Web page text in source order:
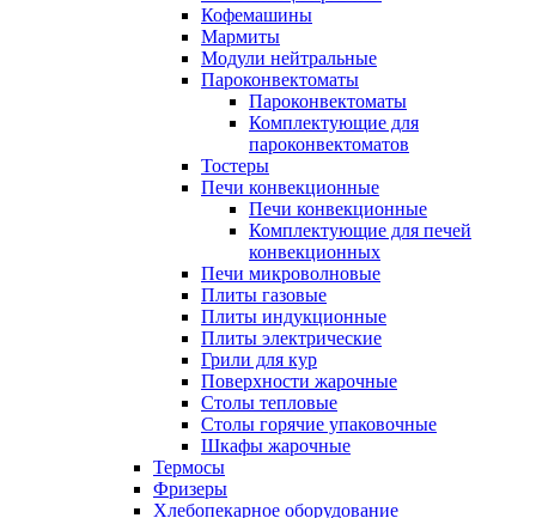
Кофемашины
Мармиты
Модули нейтральные
Пароконвектоматы
Пароконвектоматы
Комплектующие для
пароконвектоматов
Тостеры
Печи конвекционные
Печи конвекционные
Комплектующие для печей
конвекционных
Печи микроволновые
Плиты газовые
Плиты индукционные
Плиты электрические
Грили для кур
Поверхности жарочные
Столы тепловые
Столы горячие упаковочные
Шкафы жарочные
Термосы
Фризеры
Хлебопекарное оборудование